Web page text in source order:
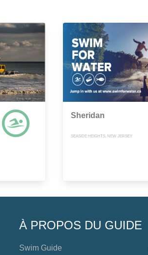
Sheridan
SEASIDE HEIGHTS, NEW JERSEY
À PROPOS DU GUIDE
Swim Guide